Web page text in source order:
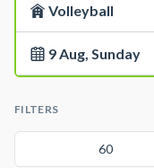
Volleyball
9 Aug, Sunday
FILTERS
60